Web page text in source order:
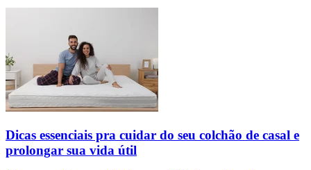
Dicas essenciais pra cuidar do seu colchão de casal e
prolongar sua vida útil